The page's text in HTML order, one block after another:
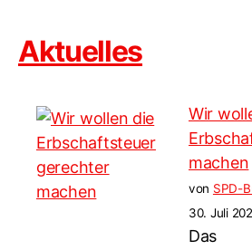
Aktuelles
Wir
machen
von SPD-
30. Juli
Das